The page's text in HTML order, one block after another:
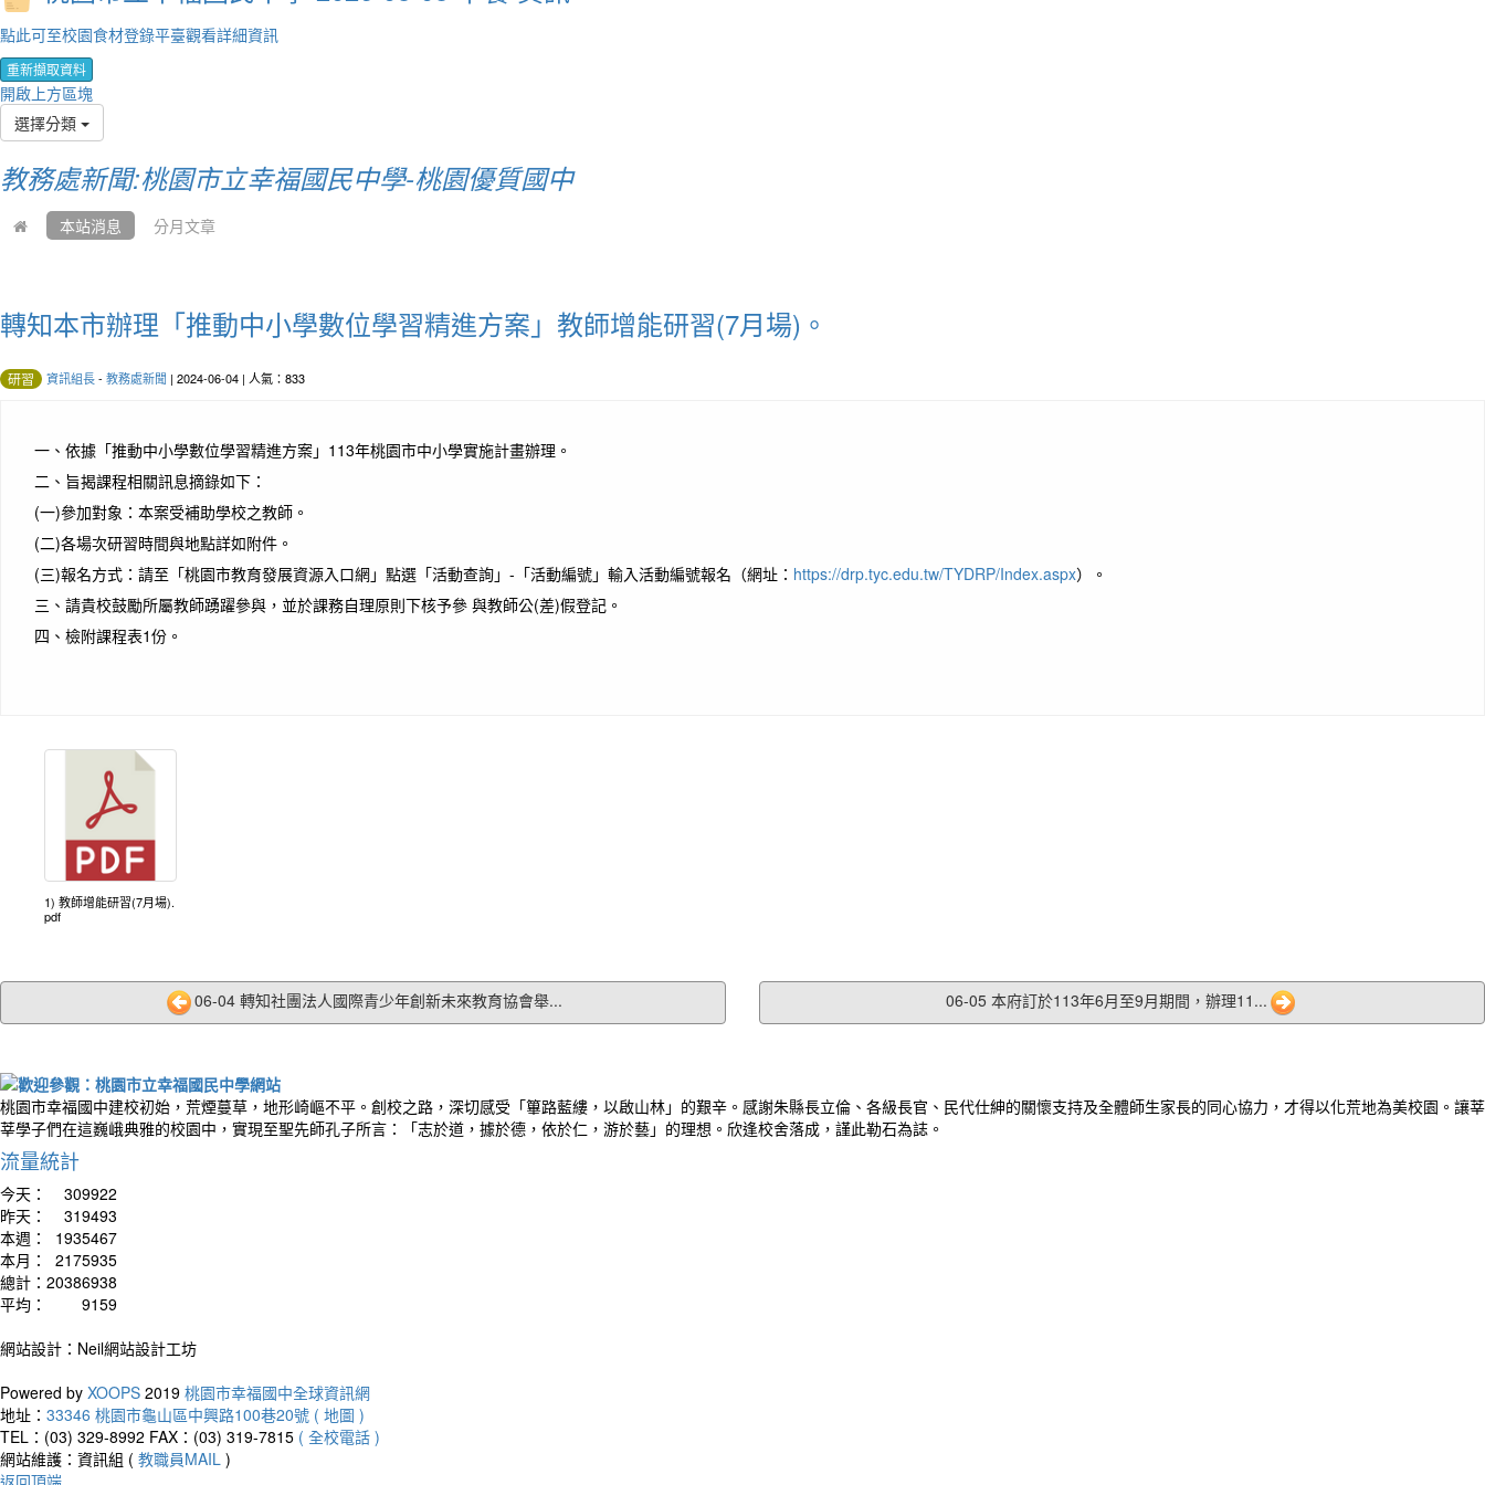
點此可至校園食材登錄平臺觀看詳細資訊
重新擷取資料
開啟上方區塊
選擇分類
教務處新聞:桃園市立幸福國民中學-桃園優質國中
本站消息 分月文章
轉知本市辦理「推動中小學數位學習精進方案」教師增能研習(7月場)。
研習 資訊組長- 教務處新聞 | 2024-06-04 | 人氣：833
一、 依據「推動中小學數位學習精進方案」113年桃園市中小學實施計畫辦理。
二、 旨揭課程相關訊息摘錄如下：
(一)參加對象：本案受補助學校之教師。
(二)各場次研習時間與地點詳如附件。
(三)報名方式：請至「桃園市教育發展資源入口網」點選「活動查詢」-「活動編號」輸入活動編號報名（網址： https://drp.tyc.edu.tw/TYDRP/Index.aspx）。
三、 請貴校鼓勵所屬教師踴躍參與，並於課務自理原則下核予參 與教師公(差)假登記。
四、 檢附課程表1份。
1) 教師增能研習(7月場).
pdf
06-04 轉知社團法人國際青少年創新未來教育協會舉... 06-05 本府訂於113年6月至9月期間，辦理11...
桃園市幸福國中建校初始，荒煙蔓草，地形崎嶇不平。創校之路，深切感受「篳路藍縷，以啟山林」的艱辛。感謝朱縣長立倫、各級長官、民代仕紳的關懷支持及全體師生家長的同心協力，才得以化荒地為美校園。讓莘
莘學子們在這巍峨典雅的校園中，實現至聖先師孔子所言：「志於道，據於德，依於仁，游於藝」的理想。欣逢校舍落成，謹此勒石為誌。
流量統計
今天：
309922
昨天：
319493
本週：
1935467
本月：
2175935
總計： 20386938
平均：
9159
網站設計：Neil網站設計工坊
Powered by XOOPS 2019 桃園市幸福國中全球資訊網
地址： 33346 桃園市龜山區中興路100巷20號 ( 地圖 )
TEL：(03) 329-8992 FAX：(03) 319-7815 ( 全校電話 )
網站維護：資訊組 ( 教職員MAIL )
返回頂端